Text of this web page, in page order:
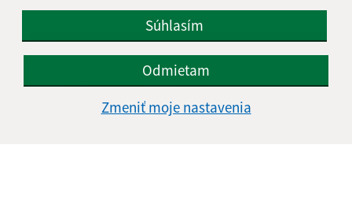
Súhlasím
Odmietam
Zmeniť moje nastavenia